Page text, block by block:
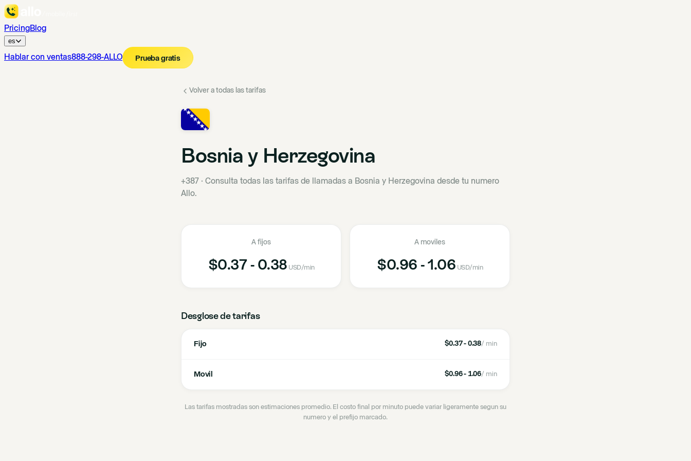
PricingBlog
es
Hablar con ventas888-298-ALLO Prueba gratis
Volver a todas las tarifas
Bosnia y Herzegovina
+387 · Consulta todas las tarifas de llamadas a Bosnia y Herzegovina desde tu numero
Allo.
A fijos
$0.37 - 0.38 USD/min
A moviles
$0.96 - 1.06 USD/min
Desglose de tarifas
Fijo $0.37 - 0.38/ min
Movil $0.96 - 1.06/ min
Las tarifas mostradas son estimaciones promedio. El costo final por minuto puede variar ligeramente segun su
numero y el prefijo marcado.